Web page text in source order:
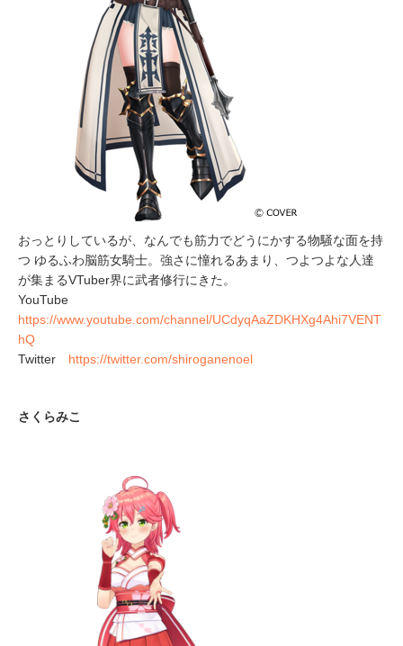
おっとりしているが、なんでも筋力でどうにかする物騒な面を持
つ ゆるふわ脳筋女騎士。強さに憧れるあまり、つよつよな人達
が集まるVTuber界に武者修行にきた。
YouTube
https://www.youtube.com/channel/UCdyqAaZDKHXg4Ahi7VENT
hQ
Twitter https://twitter.com/shiroganenoel
さくらみこ